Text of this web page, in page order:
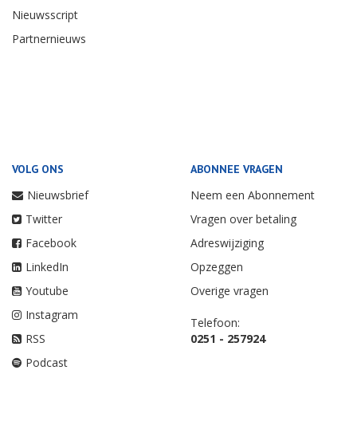
Nieuwsscript
Partnernieuws
VOLG ONS
Nieuwsbrief
Twitter
Facebook
LinkedIn
Youtube
Instagram
RSS
Podcast
ABONNEE VRAGEN
Neem een Abonnement
Vragen over betaling
Adreswijziging
Opzeggen
Overige vragen
Telefoon:
0251 - 257924